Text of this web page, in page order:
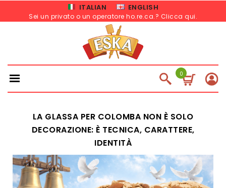
ITALIAN ENGLISH
Sei un privato o un operatore ho.re.ca.? Clicca qui.
0
LA GLASSA PER COLOMBA NON È SOLO
DECORAZIONE: È TECNICA, CARATTERE,
IDENTITÀ